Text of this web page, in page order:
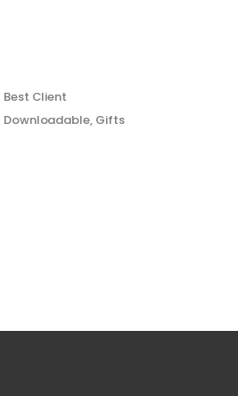
Best Client
Downloadable Gifts